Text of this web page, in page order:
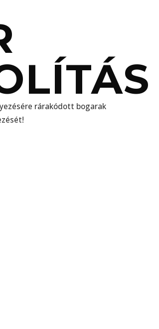
rárakódott bogarak